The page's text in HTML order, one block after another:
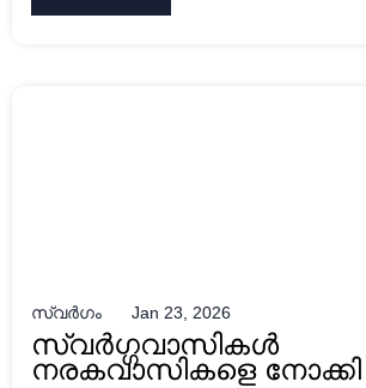
സ്വർഗം Jan 23, 2026
സ്വർഗ്ഗവാസികൾ
നരകവാസികളെ നോക്കി